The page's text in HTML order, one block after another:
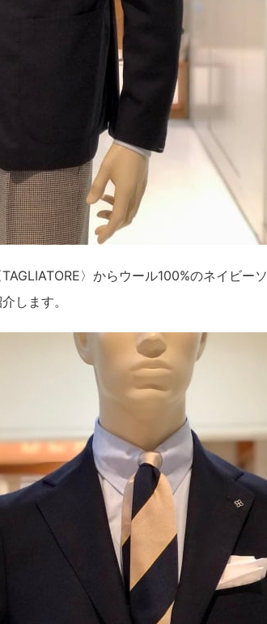
〉からウール100%のネイビーソ
します。